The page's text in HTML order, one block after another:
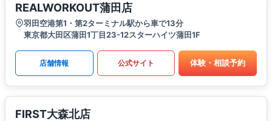
REALWORKOUT蒲田店
羽田空港第1・第2ターミナル駅から車で13分
東京都大田区蒲田1丁目23-12スターハイツ蒲田1F
店舗情報 公式サイト 体験・相談予約
FIRST大森北店